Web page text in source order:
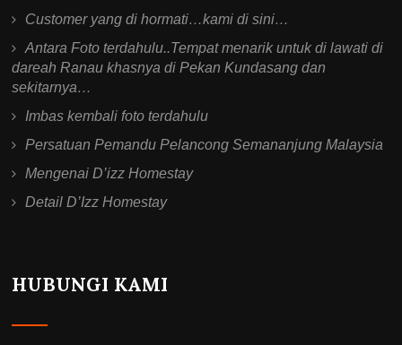
Customer yang di hormati…kami di sini…
Antara Foto terdahulu..Tempat menarik untuk di lawati di
dareah Ranau khasnya di Pekan Kundasang dan
sekitarnya…
Imbas kembali foto terdahulu
Persatuan Pemandu Pelancong Semananjung Malaysia
Mengenai D’izz Homestay
Detail D’Izz Homestay
HUBUNGI KAMI